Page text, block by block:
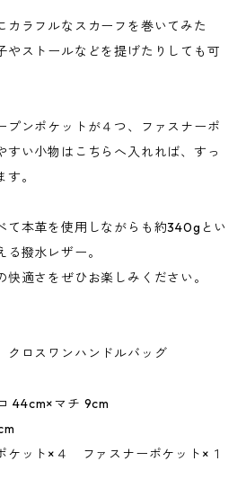
カラフルなスカーフを巻いてみた
やストールなどを提げたりしても可
プンポケットが４つ、ファスナーポ
すい小物はこちらへ入れれば、すっ
。
て本革を使用しながらも約340gとい
撥水レザー。
適さをぜひお楽しみください。
クロスワンハンドルバッグ
44cm×マチ 9cm
ケット×４ ファスナーポケット×１